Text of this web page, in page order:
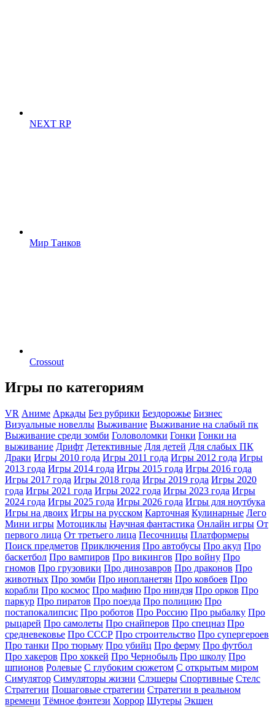
NEXT RP
Мир Танков
Crossout
Игры по категориям
VR Аниме Аркады Без рубрики Бездорожье Бизнес
Визуальные новеллы Выживание Выживание на слабый пк
Выживание среди зомби Головоломки Гонки Гонки на
выживание Дрифт Детективные Для детей Для слабых ПК
Драки Игры 2010 года Игры 2011 года Игры 2012 года Игры
2013 года Игры 2014 года Игры 2015 года Игры 2016 года
Игры 2017 года Игры 2018 года Игры 2019 года Игры 2020
года Игры 2021 года Игры 2022 года Игры 2023 года Игры
2024 года Игры 2025 года Игры 2026 года Игры для ноутбука
Игры на двоих Игры на русском Карточная Кулинарные Лего
Мини игры Мотоциклы Научная фантастика Онлайн игры От
первого лица От третьего лица Песочницы Платформеры
Поиск предметов Приключения Про автобусы Про акул Про
баскетбол Про вампиров Про викингов Про войну Про
гномов Про грузовики Про динозавров Про драконов Про
животных Про зомби Про инопланетян Про ковбоев Про
корабли Про космос Про мафию Про ниндзя Про орков Про
паркур Про пиратов Про поезда Про полицию Про
постапокалипсис Про роботов Про Россию Про рыбалку Про
рыцарей Про самолеты Про снайперов Про спецназ Про
средневековье Про СССР Про строительство Про супергероев
Про танки Про тюрьму Про убийц Про ферму Про футбол
Про хакеров Про хоккей Про Чернобыль Про школу Про
шпионов Ролевые С глубоким сюжетом С открытым миром
Симулятор Симуляторы жизни Слэшеры Спортивные Стелс
Стратегии Пошаговые стратегии Стратегии в реальном
времени Тёмное фэнтези Хоррор Шутеры Экшен